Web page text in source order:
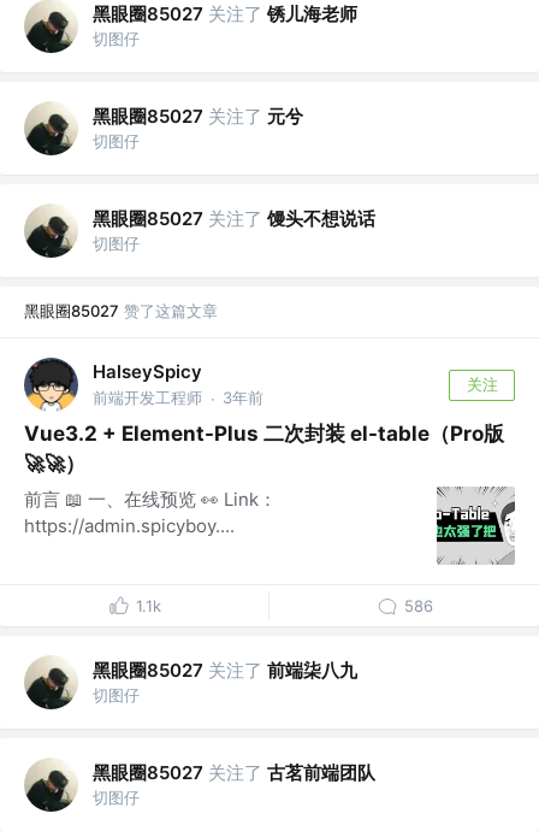
黑眼圈85027 关注了 锈儿海老师
切图仔
黑眼圈85027 关注了 元兮
切图仔
黑眼圈85027 关注了 馒头不想说话
切图仔
黑眼圈85027 赞了这篇文章
HalseySpicy
前端开发工程师 · 3年前
关注
Vue3.2 + Element-Plus 二次封装 el-table（Pro版
🚀🚀）
前言 📖 一、在线预览 👀 Link：
https://admin.spicyboy....
1.1k 586
黑眼圈85027 关注了 前端柒八九
切图仔
黑眼圈85027 关注了 古茗前端团队
切图仔